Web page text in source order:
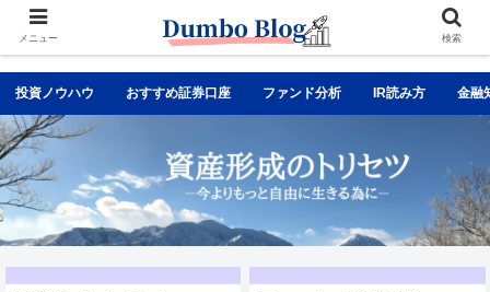
投資ノウハウ おすすめ証券口座 ファンド分析 IR読み方 金融
メニュー 検索